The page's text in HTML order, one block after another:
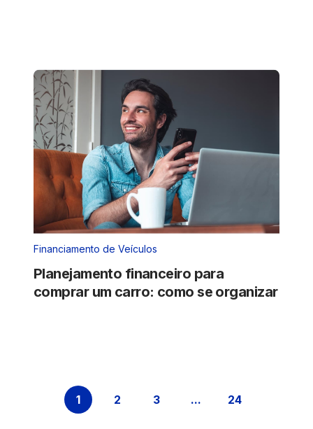
Financiamento de Veículos
Planejamento financeiro para
comprar um carro: como se organizar
Página
1 Página
2 Página
3 ...PáginasPágina
24